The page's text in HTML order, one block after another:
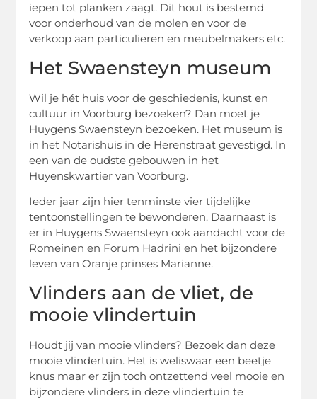
iepen tot planken zaagt. Dit hout is bestemd
voor onderhoud van de molen en voor de
verkoop aan particulieren en meubelmakers etc.
Het Swaensteyn museum
Wil je hét huis voor de geschiedenis, kunst en
cultuur in Voorburg bezoeken? Dan moet je
Huygens Swaensteyn bezoeken. Het museum is
in het Notarishuis in de Herenstraat gevestigd. In
een van de oudste gebouwen in het
Huyenskwartier van Voorburg.
Ieder jaar zijn hier tenminste vier tijdelijke
tentoonstellingen te bewonderen. Daarnaast is
er in Huygens Swaensteyn ook aandacht voor de
Romeinen en Forum Hadrini en het bijzondere
leven van Oranje prinses Marianne.
Vlinders aan de vliet, de
mooie vlindertuin
Houdt jij van mooie vlinders? Bezoek dan deze
mooie vlindertuin. Het is weliswaar een beetje
knus maar er zijn toch ontzettend veel mooie en
bijzondere vlinders in deze vlindertuin te